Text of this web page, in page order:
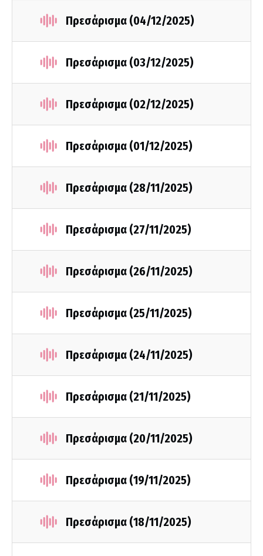
Πρεσάρισμα (04/12/2025)
Πρεσάρισμα (03/12/2025)
Πρεσάρισμα (02/12/2025)
Πρεσάρισμα (01/12/2025)
Πρεσάρισμα (28/11/2025)
Πρεσάρισμα (27/11/2025)
Πρεσάρισμα (26/11/2025)
Πρεσάρισμα (25/11/2025)
Πρεσάρισμα (24/11/2025)
Πρεσάρισμα (21/11/2025)
Πρεσάρισμα (20/11/2025)
Πρεσάρισμα (19/11/2025)
Πρεσάρισμα (18/11/2025)